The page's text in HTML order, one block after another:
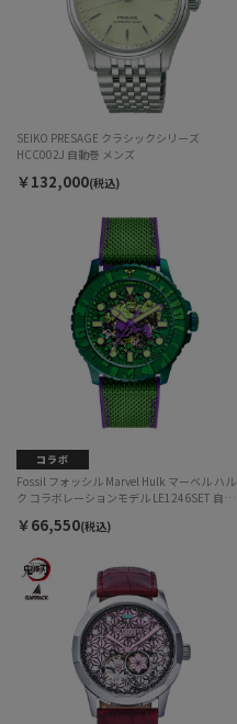
SEIKO PRESAGE クラシックシリーズ
HCC002J 自動巻 メンズ
￥132,000(税込)
Fossil フォッシル Marvel Hulk マーベル ハル
ク コラボレーションモデル LE1246SET 自動
￥66,550(税込)